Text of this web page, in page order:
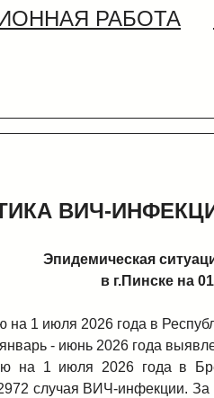
РАБОТА
ВИЧ-
Эпидемическая
в г.Пинске на
на 1 июля 2026 года в
- июнь 2026 года
на 1 июля 2026 года в
случая ВИЧ-инфекции.